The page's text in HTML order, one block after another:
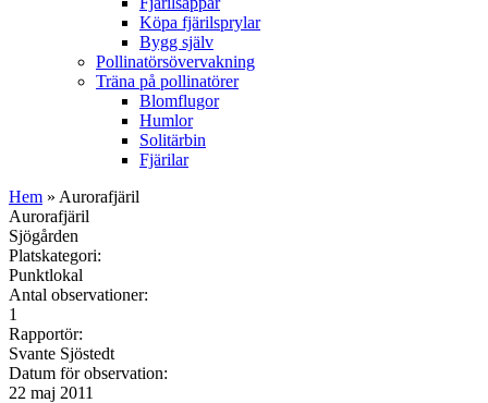
Köpa fjärilsprylar
Bygg själv
Pollinatörsövervakning
Träna på pollinatörer
Blomflugor
Humlor
Solitärbin
Fjärilar
Hem » Aurorafjäril
Aurorafjäril
Sjögården
Platskategori:
Punktlokal
Antal observationer:
1
Rapportör:
Svante Sjöstedt
Datum för observation:
22 maj 2011